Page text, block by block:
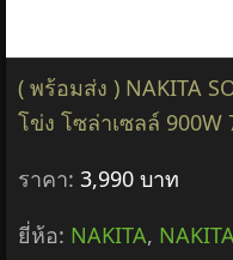
( พร้อมส่ง ) NAKITA
โข่ง โซล่าเซลล์ 900W
ราคา: 3,990 บาท
ยี่ห้อ: NAKITA,